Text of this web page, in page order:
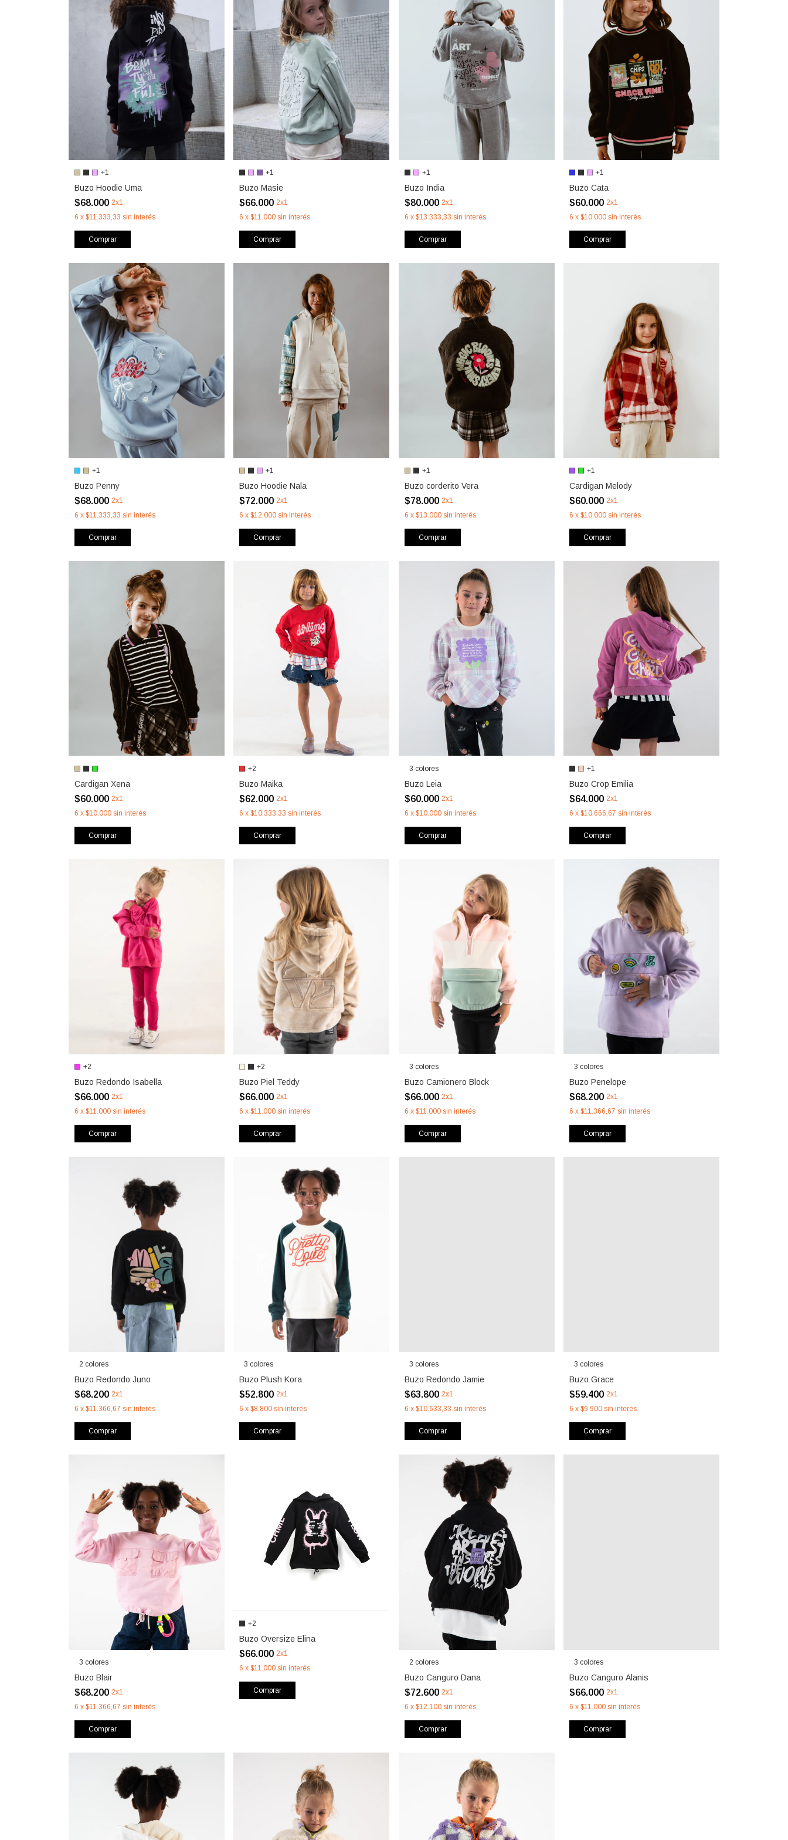
+1
Buzo Hoodie Uma
$68.000 2x1
6 x $11.333,33 sin interés
Comprar
+1
Buzo Masie
$66.0002x1
6 x$11.000 sin interés
Comprar
+1
Buzo India
$80.000 2x1
6 x $13.333,33 sin interés
Comprar
+1
Buzo Cata
$60.000 2x1
6 x $10.000 sin interés
Comprar
+1
Buzo Penny
$68.000 2x1
6 x $11.333,33 sin interés
Comprar
+1
Buzo Hoodie Nala
$72.0002x1
6 x$12.000 sin interés
Comprar
+1
Buzo corderito Vera
$78.000 2x1
6 x $13.000 sin interés
Comprar
+1
Cardigan Melody
$60.000 2x1
6 x $10.000 sin interés
Comprar
Cardigan Xena
$60.000 2x1
6 x $10.000 sin interés
Comprar
+2
Buzo Maika
$62.0002x1
6 x$10.333,33 sin interés
Comprar
3 colores
Buzo Leia
$60.000 2x1
6 x $10.000 sin interés
Comprar
+1
Buzo Crop Emilia
$64.000 2x1
6 x $10.666,67 sin interés
Comprar
+2
Buzo Redondo Isabella
$66.000 2x1
6 x $11.000 sin interés
Comprar
+2
Buzo Piel Teddy
$66.0002x1
6 x$11.000 sin interés
Comprar
3 colores
Buzo Camionero Block
$66.000 2x1
6 x $11.000 sin interés
Comprar
3 colores
Buzo Penelope
$68.200 2x1
6 x $11.366,67 sin interés
Comprar
2 colores
Buzo Redondo Juno
$68.200 2x1
6 x $11.366,67 sin interés
Comprar
3 colores
Buzo Plush Kora
$52.8002x1
6 x$8.800 sin interés
Comprar
3 colores
Buzo Redondo Jamie
$63.800 2x1
6 x $10.633,33 sin interés
Comprar
3 colores
Buzo Grace
$59.400 2x1
6 x $9.900 sin interés
Comprar
3 colores
Buzo Blair
$68.200 2x1
6 x $11.366,67 sin interés
Comprar
+2
Buzo Oversize Elina
$66.0002x1
6 x$11.000 sin interés
Comprar
2 colores
Buzo Canguro Dana
$72.600 2x1
6 x $12.100 sin interés
Comprar
3 colores
Buzo Canguro Alanis
$66.000 2x1
6 x $11.000 sin interés
Comprar